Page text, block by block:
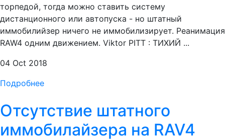
торпедой, тогда можно ставить систему
дистанционного или автопуска - но штатный
иммобилийзер ничего не иммобилизирует. Реанимация
RAW4 одним движением. Viktor PITT : ТИХИЙ ...
04 Oct 2018
Подробнее
Отсутствие штатного
иммобилайзера на RAV4